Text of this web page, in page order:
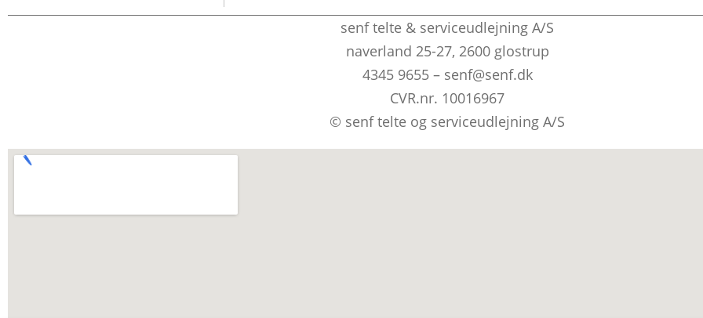
senf telte & serviceudlejning A/S
naverland 25-27, 2600 glostrup
4345 9655 – senf@senf.dk
CVR.nr. 10016967
© senf telte og serviceudlejning A/S